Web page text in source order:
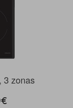
3 zonas